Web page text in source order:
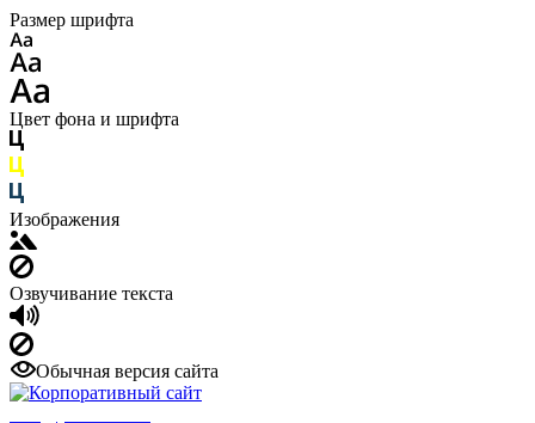
Размер шрифта
Цвет фона и шрифта
Изображения
Озвучивание текста
Обычная версия сайта